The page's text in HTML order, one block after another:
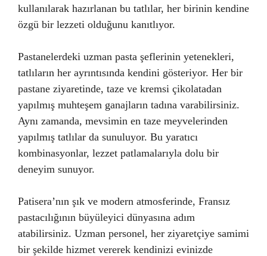
kullanılarak hazırlanan bu tatlılar, her birinin kendine
özgü bir lezzeti olduğunu kanıtlıyor.
Pastanelerdeki uzman pasta şeflerinin yetenekleri,
tatlıların her ayrıntısında kendini gösteriyor. Her bir
pastane ziyaretinde, taze ve kremsi çikolatadan
yapılmış muhteşem ganajların tadına varabilirsiniz.
Aynı zamanda, mevsimin en taze meyvelerinden
yapılmış tatlılar da sunuluyor. Bu yaratıcı
kombinasyonlar, lezzet patlamalarıyla dolu bir
deneyim sunuyor.
Patisera’nın şık ve modern atmosferinde, Fransız
pastacılığının büyüleyici dünyasına adım
atabilirsiniz. Uzman personel, her ziyaretçiye samimi
bir şekilde hizmet vererek kendinizi evinizde